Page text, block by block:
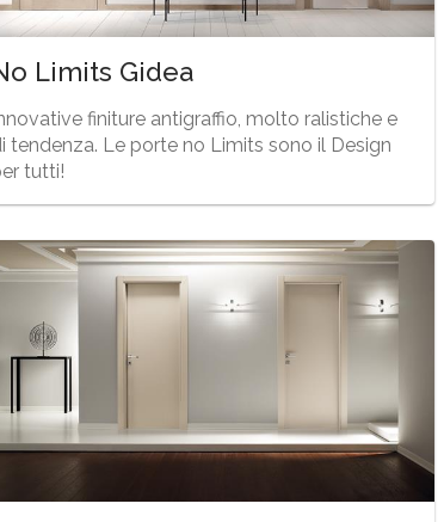
Limits Gidea
finiture antigraffio, molto ralistiche e
tendenza. Le porte no Limits sono il Design
tutti!